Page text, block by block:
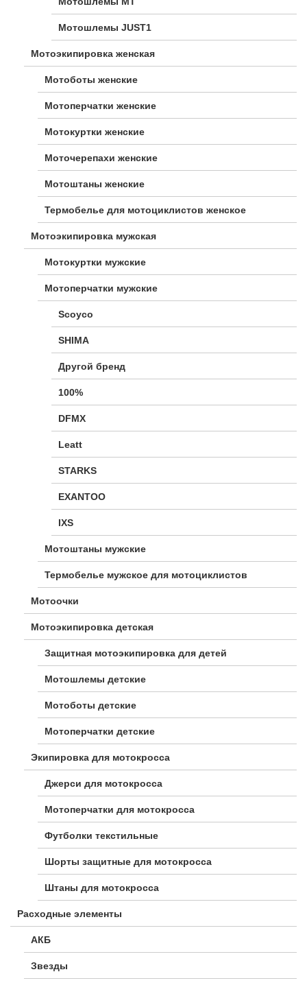
Мотошлемы JUST1
Мотоэкипировка женская
Мотоботы женские
Мотоперчатки женские
Мотокуртки женские
Моточерепахи женские
Мотоштаны женские
Термобелье для мотоциклистов женское
Мотоэкипировка мужская
Мотокуртки мужские
Мотоперчатки мужские
Scoyco
SHIMA
Другой бренд
100%
DFMX
Leatt
STARKS
EXANTOO
IXS
Мотоштаны мужские
Термобелье мужское для мотоциклистов
Мотоочки
Мотоэкипировка детская
Защитная мотоэкипировка для детей
Мотошлемы детские
Мотоботы детские
Мотоперчатки детские
Экипировка для мотокросса
Джерси для мотокросса
Мотоперчатки для мотокросса
Футболки текстильные
Шорты защитные для мотокросса
Штаны для мотокросса
Расходные элементы
АКБ
Звезды